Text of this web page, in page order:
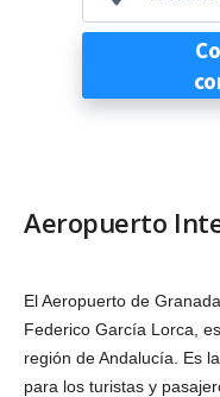
Aeropuerto
El Aeropuerto de
Federico García Lorca,
región de Andalucía. Es
para los turistas y